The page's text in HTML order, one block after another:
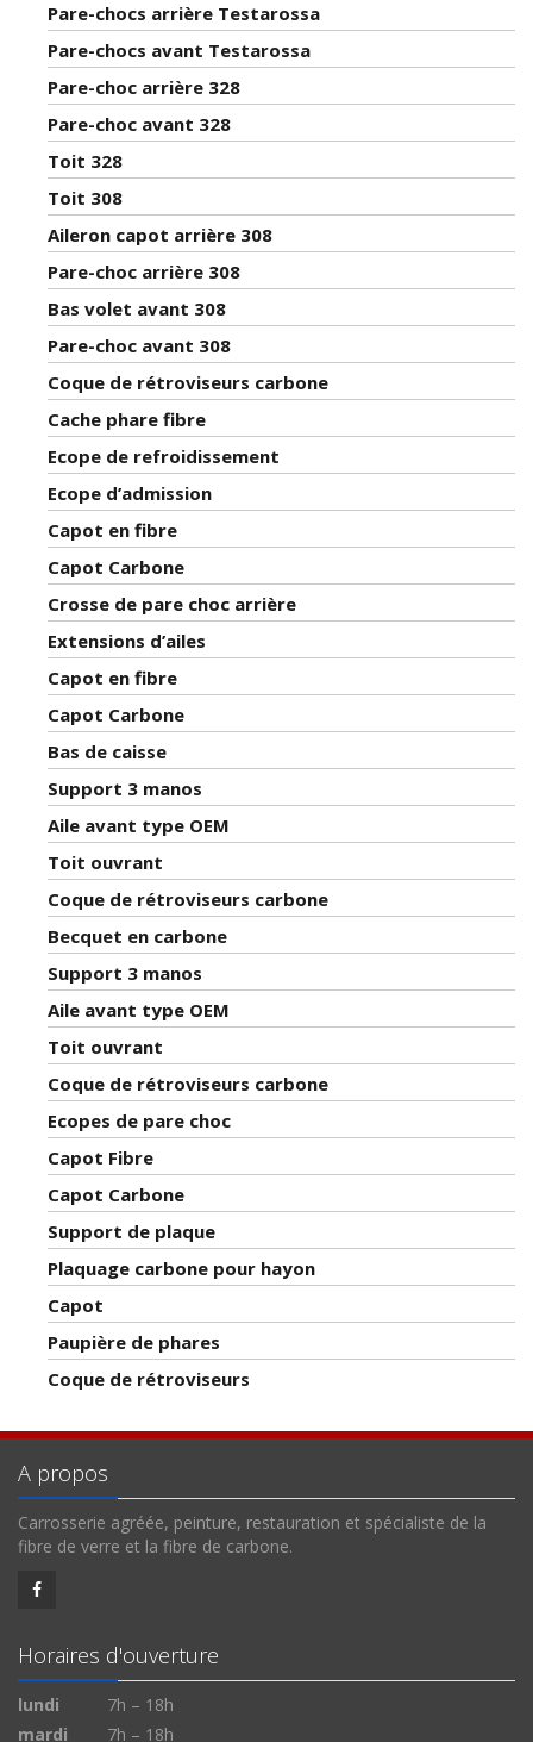
Pare-chocs arrière Testarossa
Pare-chocs avant Testarossa
Pare-choc arrière 328
Pare-choc avant 328
Toit 328
Toit 308
Aileron capot arrière 308
Pare-choc arrière 308
Bas volet avant 308
Pare-choc avant 308
Coque de rétroviseurs carbone
Cache phare fibre
Ecope de refroidissement
Ecope d’admission
Capot en fibre
Capot Carbone
Crosse de pare choc arrière
Extensions d’ailes
Capot en fibre
Capot Carbone
Bas de caisse
Support 3 manos
Aile avant type OEM
Toit ouvrant
Coque de rétroviseurs carbone
Becquet en carbone
Support 3 manos
Aile avant type OEM
Toit ouvrant
Coque de rétroviseurs carbone
Ecopes de pare choc
Capot Fibre
Capot Carbone
Support de plaque
Plaquage carbone pour hayon
Capot
Paupière de phares
Coque de rétroviseurs
A propos
Carrosserie agréée, peinture, restauration et spécialiste de la
fibre de verre et la fibre de carbone.
Horaires d'ouverture
lundi
7h – 18h
mardi
7h – 18h